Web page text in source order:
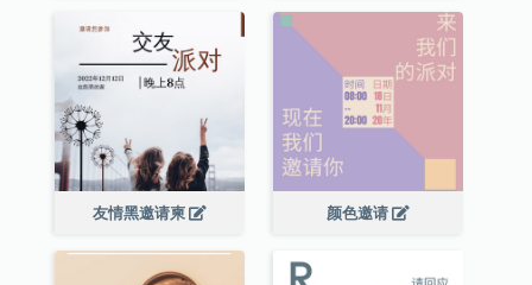
友情黑邀请柬 颜色邀请